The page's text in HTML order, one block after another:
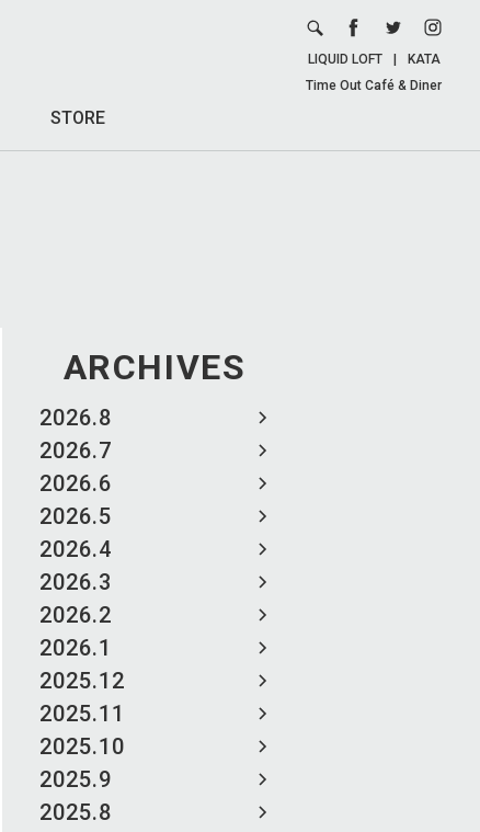
STORE
LIQUID LOFT
KATA
Time Out Café & Diner
ARCHIVES
2026.8
2026.7
2026.6
2026.5
2026.4
2026.3
2026.2
2026.1
2025.12
2025.11
2025.10
2025.9
2025.8